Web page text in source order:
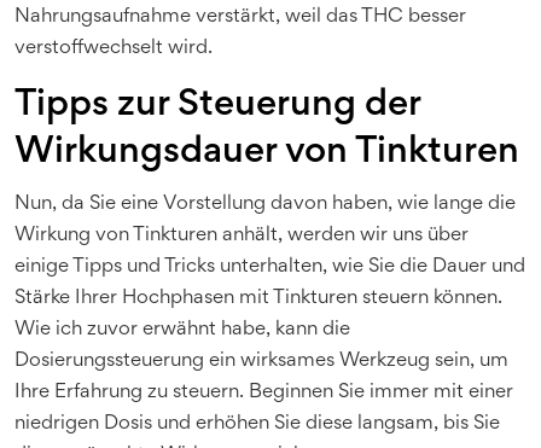
Nahrungsaufnahme verstärkt, weil das THC besser
verstoffwechselt wird.
Tipps zur Steuerung der
Wirkungsdauer von Tinkturen
Nun, da Sie eine Vorstellung davon haben, wie lange die
Wirkung von Tinkturen anhält, werden wir uns über
einige Tipps und Tricks unterhalten, wie Sie die Dauer und
Stärke Ihrer Hochphasen mit Tinkturen steuern können.
Wie ich zuvor erwähnt habe, kann die
Dosierungssteuerung ein wirksames Werkzeug sein, um
Ihre Erfahrung zu steuern. Beginnen Sie immer mit einer
niedrigen Dosis und erhöhen Sie diese langsam, bis Sie